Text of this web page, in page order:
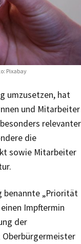
Pixabay
umzusetzen, hat
und Mitarbeiter
relevanter
die
sowie Mitarbeiter
benannte „Priorität
Impftermin
der